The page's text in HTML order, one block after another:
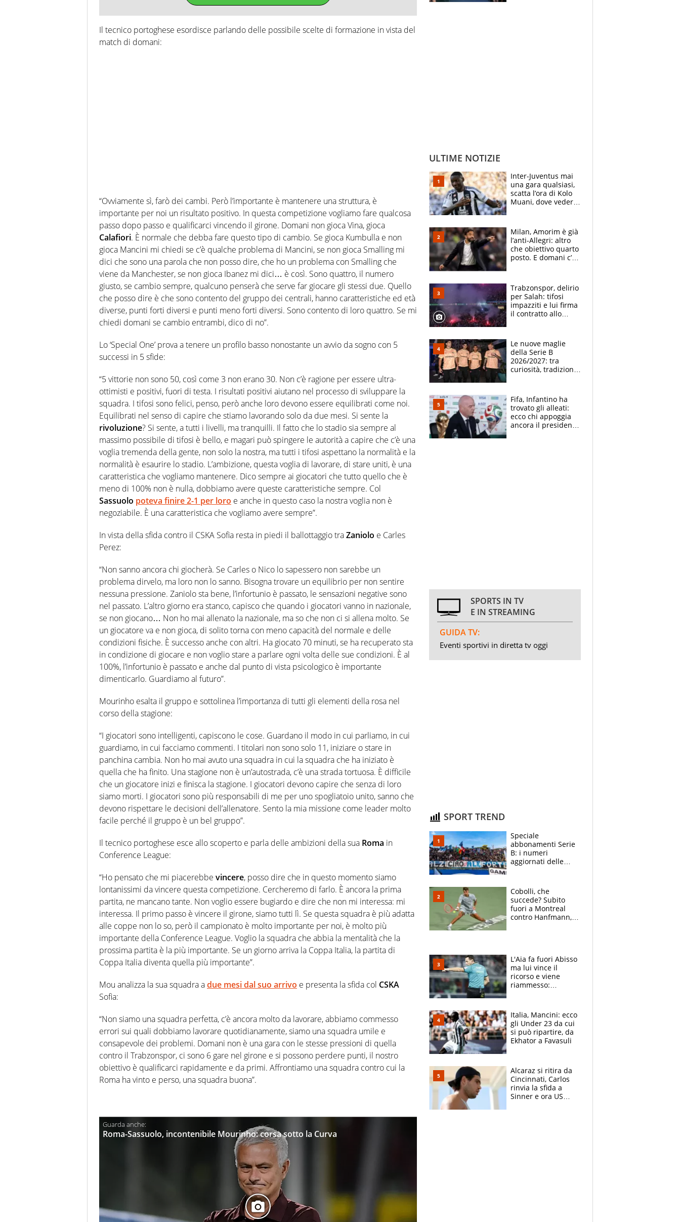
Il tecnico portoghese esordisce parlando delle possibile scelte di formazione in vista del
match di domani:
“Ovviamente sì, farò dei cambi. Però l’importante è mantenere una struttura, è
importante per noi un risultato positivo. In questa competizione vogliamo fare qualcosa
passo dopo passo e qualificarci vincendo il girone. Domani non gioca Vina, gioca
Calafiori. È normale che debba fare questo tipo di cambio. Se gioca Kumbulla e non
gioca Mancini mi chiedi se c’è qualche problema di Mancini, se non gioca Smalling mi
dici che sono una parola che non posso dire, che ho un problema con Smalling che
viene da Manchester, se non gioca Ibanez mi dici… è così. Sono quattro, il numero
giusto, se cambio sempre, qualcuno penserà che serve far giocare gli stessi due. Quello
che posso dire è che sono contento del gruppo dei centrali, hanno caratteristiche ed età
diverse, punti forti diversi e punti meno forti diversi. Sono contento di loro quattro. Se mi
chiedi domani se cambio entrambi, dico di no”.
Lo ‘Special One’ prova a tenere un profilo basso nonostante un avvio da sogno con 5
successi in 5 sfide:
“5 vittorie non sono 50, così come 3 non erano 30. Non c’è ragione per essere ultra-
ottimisti e positivi, fuori di testa. I risultati positivi aiutano nel processo di sviluppare la
squadra. I tifosi sono felici, penso, però anche loro devono essere equilibrati come noi.
Equilibrati nel senso di capire che stiamo lavorando solo da due mesi. Si sente la
rivoluzione? Si sente, a tutti i livelli, ma tranquilli. Il fatto che lo stadio sia sempre al
massimo possibile di tifosi è bello, e magari può spingere le autorità a capire che c’è una
voglia tremenda della gente, non solo la nostra, ma tutti i tifosi aspettano la normalità e la
normalità è esaurire lo stadio. L’ambizione, questa voglia di lavorare, di stare uniti, è una
caratteristica che vogliamo mantenere. Dico sempre ai giocatori che tutto quello che è
meno di 100% non è nulla, dobbiamo avere queste caratteristiche sempre. Col
Sassuolo poteva finire 2-1 per loro e anche in questo caso la nostra voglia non è
negoziabile. È una caratteristica che vogliamo avere sempre”.
In vista della sfida contro il CSKA Sofia resta in piedi il ballottaggio traZaniolo e Carles
Perez:
“Non sanno ancora chi giocherà. Se Carles o Nico lo sapessero non sarebbe un
problema dirvelo, ma loro non lo sanno. Bisogna trovare un equilibrio per non sentire
nessuna pressione. Zaniolo sta bene, l’infortunio è passato, le sensazioni negative sono
nel passato. L’altro giorno era stanco, capisco che quando i giocatori vanno in nazionale,
se non giocano… Non ho mai allenato la nazionale, ma so che non ci si allena molto. Se
un giocatore va e non gioca, di solito torna con meno capacità del normale e delle
condizioni fisiche. È successo anche con altri. Ha giocato 70 minuti, se ha recuperato sta
in condizione di giocare e non voglio stare a parlare ogni volta delle sue condizioni. È al
100%, l’infortunio è passato e anche dal punto di vista psicologico è importante
dimenticarlo. Guardiamo al futuro”.
Mourinho esalta il gruppo e sottolinea l’importanza di tutti gli elementi della rosa nel
corso della stagione:
“I giocatori sono intelligenti, capiscono le cose. Guardano il modo in cui parliamo, in cui
guardiamo, in cui facciamo commenti. I titolari non sono solo 11, iniziare o stare in
panchina cambia. Non ho mai avuto una squadra in cui la squadra che ha iniziato è
quella che ha finito. Una stagione non è un’autostrada, c’è una strada tortuosa. È difficile
che un giocatore inizi e finisca la stagione. I giocatori devono capire che senza di loro
siamo morti. I giocatori sono più responsabili di me per uno spogliatoio unito, sanno che
devono rispettare le decisioni dell’allenatore. Sento la mia missione come leader molto
facile perché il gruppo è un bel gruppo”.
Il tecnico portoghese esce allo scoperto e parla delle ambizioni della sua Roma in
Conference League:
“Ho pensato che mi piacerebbe vincere, posso dire che in questo momento siamo
lontanissimi da vincere questa competizione. Cercheremo di farlo. È ancora la prima
partita, ne mancano tante. Non voglio essere bugiardo e dire che non mi interessa: mi
interessa. Il primo passo è vincere il girone, siamo tutti lì. Se questa squadra è più adatta
alle coppe non lo so, però il campionato è molto importante per noi, è molto più
importante della Conference League. Voglio la squadra che abbia la mentalità che la
prossima partita è la più importante. Se un giorno arriva la Coppa Italia, la partita di
Coppa Italia diventa quella più importante”.
Mou analizza la sua squadra adue mesi dal suo arrivo e presenta la sfida col CSKA
Sofia:
“Non siamo una squadra perfetta, c’è ancora molto da lavorare, abbiamo commesso
errori sui quali dobbiamo lavorare quotidianamente, siamo una squadra umile e
consapevole dei problemi. Domani non è una gara con le stesse pressioni di quella
contro il Trabzonspor, ci sono 6 gare nel girone e si possono perdere punti, il nostro
obiettivo è qualificarci rapidamente e da primi. Affrontiamo una squadra contro cui la
Roma ha vinto e perso, una squadra buona”.
Roma-Sassuolo, incontenibile Mourinho: corsa sotto la Curva
ULTIME NOTIZIE
Inter-Juventus mai
una gara qualsiasi,
scatta l’ora di Kolo
Muani, dove vederla
Milan, Amorim è già
l’anti-Allegri: altro
che obiettivo quarto
posto. E domani c’è
Trabzonspor, delirio
per Salah: tifosi
impazziti e lui firma
il contratto allo
Le nuove maglie
della Serie B
2026/2027: tra
curiosità, tradizione
Fifa, Infantino ha
trovato gli alleati:
ecco chi appoggia
ancora il presidente
SPORTS IN TV
E IN STREAMING
GUIDA TV:
Eventi sportivi in diretta tv oggi
SPORT TREND
Speciale
abbonamenti Serie
B: i numeri
aggiornati delle
Cobolli, che
succede? Subito
fuori a Montreal
contro Hanfmann,
L'Aia fa fuori Abisso
ma lui vince il
ricorso e viene
riammesso:
Italia, Mancini: ecco
gli Under 23 da cui
si può ripartire, da
Ekhator a Favasuli
Alcaraz si ritira da
Cincinnati, Carlos
rinvia la sfida a
Sinner e ora US